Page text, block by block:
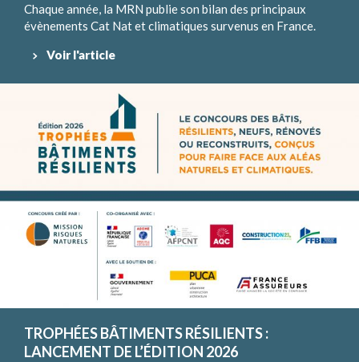
Chaque année, la MRN publie son bilan des principaux
évènements Cat Nat et climatiques survenus en France.
Voir l'article
TROPHÉES BÂTIMENTS RÉSILIENTS :
LANCEMENT DE L’ÉDITION 2026